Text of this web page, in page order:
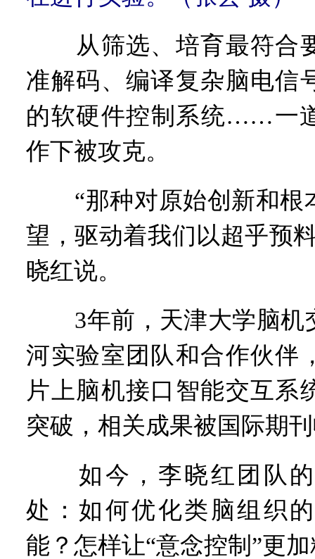
从筛选、培育最符合
准解码、编译复杂脑电信
的软硬件控制系统……一
作下被攻克。
“那种对原始创新和根
望，驱动着我们以超乎预
晓红说。
3年前，天津大学脑机
河实验室团队和合作伙伴
片上脑机接口智能交互系
突破，相关成果被国际期
如今，李晓红团队的
处：如何优化类脑组织
能？怎样让“意念控制”更